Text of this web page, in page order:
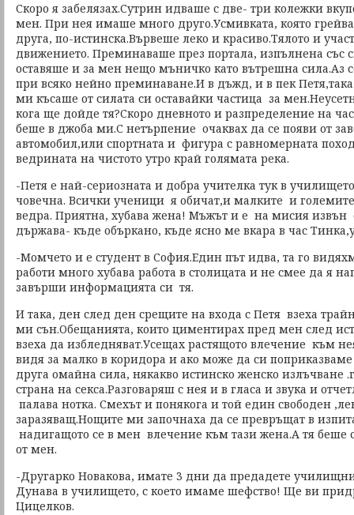
Скоро я забелязах.Сутрин идваше с две- три колежки
мен. При нея имаше много друго.Усмивката, която
друга, по-истинска.Вървеше леко и красиво.Тялото и
движението. Преминаваше през портала, изпълнена със
оставяше и за мен нещо мъничко като вътрешна сила.Аз
при всяко нейно преминаване.И в дъжд, и в пек
ми късаше от силата си оставайки частица за
кога ще дойде тя?Скоро дневното и разпределение на
беше в джоба ми.С нетърпение очаквах да се появи от
автомобил,или спортната и фигура с равномерната
ведрината на чистото утро край голямата река.
-Петя е най-сериозната и добра учителка тук в
човечна. Всички ученици я обичат,и малките и
ведра. Приятна, хубава жена! Мъжът и е на мисия извън
държава- къде объркано, къде ясно ме вкара в час
-Момчето и е студент в София.Един път идва, та го
работи много хубава работа в столицата и не смее да я
завърши информацията си тя.
И така, ден след ден срещите на входа с Петя взеха
ми сън.Обещанията, които циментирах пред мен след
взеха да избледняват.Усещах растящото влечение към
видя за малко в коридора и ако може да си
друга омайна сила, някакво истинско женско излъчване
страна на секса.Разговаряш с нея и в гласа и звука и
палава нотка. Смехът и понякога и той един свободен
заразяващ.Нощите ми започнаха да се превръщат в
надигащото се в мен влечение към тази жена.А тя беше
от мен.
-Другарко Новакова, имате 3 дни да предадете
Дунава в училището, с което имаме шефство! Ще ви
Цицелков.